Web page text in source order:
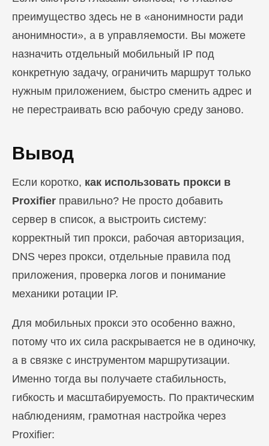
преимущество здесь не в «анонимности ради
анонимности», а в управляемости. Вы можете
назначить отдельный мобильный IP под
конкретную задачу, ограничить маршрут только
нужным приложением, быстро сменить адрес и
не перестраивать всю рабочую среду заново.
Вывод
Если коротко, как использовать прокси в
Proxifier правильно? Не просто добавить
сервер в список, а выстроить систему:
корректный тип прокси, рабочая авторизация,
DNS через прокси, отдельные правила под
приложения, проверка логов и понимание
механики ротации IP.
Для мобильных прокси это особенно важно,
потому что их сила раскрывается не в одиночку,
а в связке с инструментом маршрутизации.
Именно тогда вы получаете стабильность,
гибкость и масштабируемость. По практическим
наблюдениям, грамотная настройка через
Proxifier: